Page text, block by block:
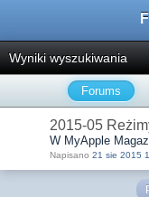
Wyniki wyszukiwania
Forums
2015-05
W MyApple
Napisano 21 sie 2015